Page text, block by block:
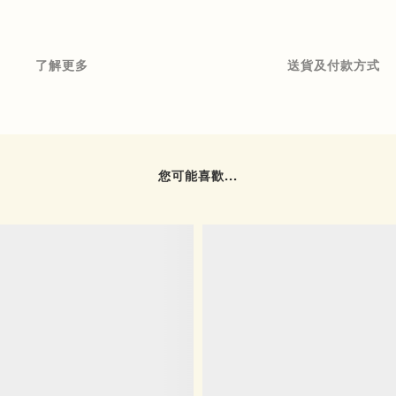
了解更多 送貨及付款方式
您可能喜歡...